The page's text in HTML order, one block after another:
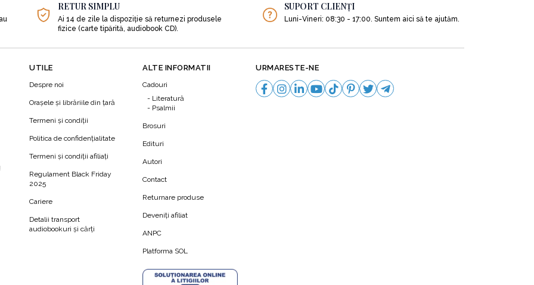
RETUR SIMPLU
Ai 14 de zile la dispoziție să returnezi produsele
fizice (carte tipărită, audiobook CD).
SUPORT CLIENȚI
Luni-Vineri: 08:30 - 17:00. Suntem aici să te ajutăm.
UTILE
Despre noi
Orașele și librăriile din țară
Termeni şi condiţii
Politica de confidenţialitate
Termeni şi condiţii afiliaţi
Regulament Black Friday
2025
Cariere
Detalii transport
audiobookuri şi cărţi
ALTE INFORMATII
Cadouri
Literatură
Psalmii
Brosuri
Edituri
Autori
Contact
Returnare produse
Deveniți afiliat
ANPC
Platforma SOL
URMARESTE-NE